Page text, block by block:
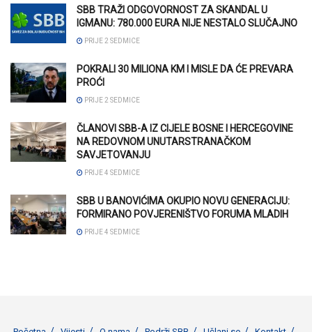
SBB TRAŽI ODGOVORNOST ZA SKANDAL U
IGMANU: 780.000 EURA NIJE NESTALO SLUČAJNO
PRIJE 2 SEDMICE
POKRALI 30 MILIONA KM I MISLE DA ĆE PREVARA
PROĆI
PRIJE 2 SEDMICE
ČLANOVI SBB-A IZ CIJELE BOSNE I HERCEGOVINE
NA REDOVNOM UNUTARSTRANAČKOM
SAVJETOVANJU
PRIJE 4 SEDMICE
SBB U BANOVIĆIMA OKUPIO NOVU GENERACIJU:
FORMIRANO POVJERENIŠTVO FORUMA MLADIH
PRIJE 4 SEDMICE